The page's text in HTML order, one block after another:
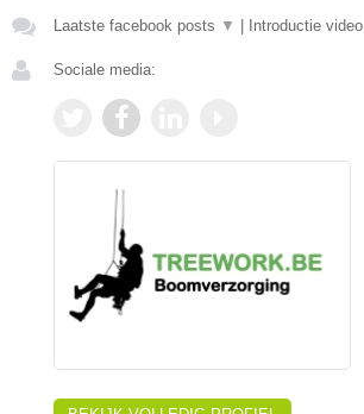
Laatste facebook posts ▼ Introductie video
Sociale media: